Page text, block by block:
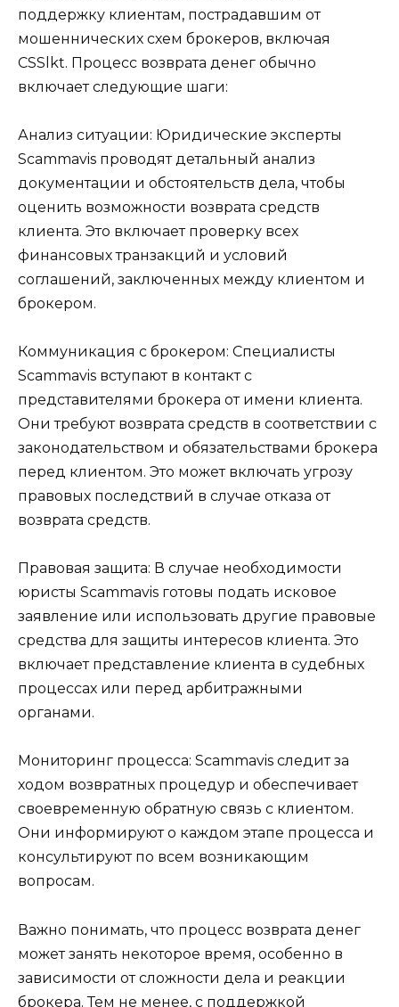
поддержку клиентам, пострадавшим от
мошеннических схем брокеров, включая
CSSlkt. Процесс возврата денег обычно
включает следующие шаги:
Анализ ситуации: Юридические эксперты
Scammavis проводят детальный анализ
документации и обстоятельств дела, чтобы
оценить возможности возврата средств
клиента. Это включает проверку всех
финансовых транзакций и условий
соглашений, заключенных между клиентом и
брокером.
Коммуникация с брокером: Специалисты
Scammavis вступают в контакт с
представителями брокера от имени клиента.
Они требуют возврата средств в соответствии с
законодательством и обязательствами брокера
перед клиентом. Это может включать угрозу
правовых последствий в случае отказа от
возврата средств.
Правовая защита: В случае необходимости
юристы Scammavis готовы подать исковое
заявление или использовать другие правовые
средства для защиты интересов клиента. Это
включает представление клиента в судебных
процессах или перед арбитражными
органами.
Мониторинг процесса: Scammavis следит за
ходом возвратных процедур и обеспечивает
своевременную обратную связь с клиентом.
Они информируют о каждом этапе процесса и
консультируют по всем возникающим
вопросам.
Важно понимать, что процесс возврата денег
может занять некоторое время, особенно в
зависимости от сложности дела и реакции
брокера. Тем не менее, с поддержкой